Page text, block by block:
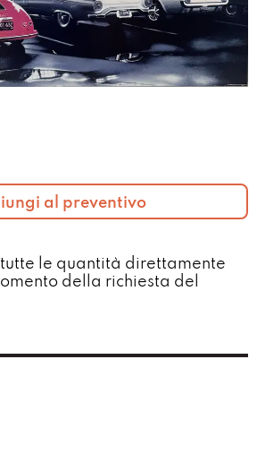
al preventivo
le quantità direttamente
della richiesta del